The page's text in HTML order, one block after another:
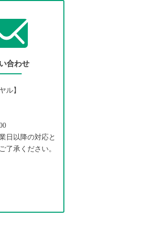
合わせ
ル】
日以降の対応と
了承ください。